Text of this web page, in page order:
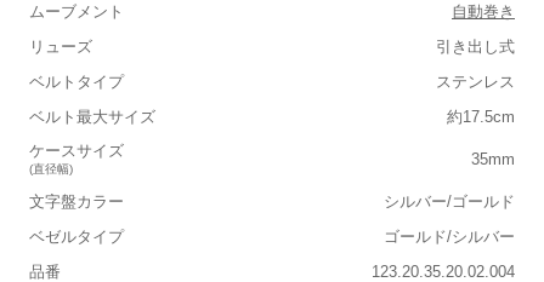
ムーブメント
自動巻き
リューズ
引き出し式
ベルトタイプ
ステンレス
ベルト最大サイズ
約17.5cm
ケースサイズ
(直径幅)
35mm
文字盤カラー
シルバー/ゴールド
ベゼルタイプ
ゴールド/シルバー
品番
123.20.35.20.02.004